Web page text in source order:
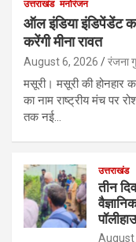
उत्तराखंड मनोरंजन
ऑल इंडिया इंडिपेंडेंट
करेंगी मीना रावत
August 6, 2026 रंजना
मसूरी। मसूरी की होनहार
का नाम राष्ट्रीय मंच पर
तक नई…
उत्तराखंड
तीन
August